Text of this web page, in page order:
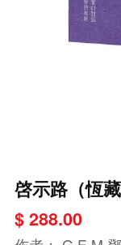
啓示路（恆藏
$ 288.00